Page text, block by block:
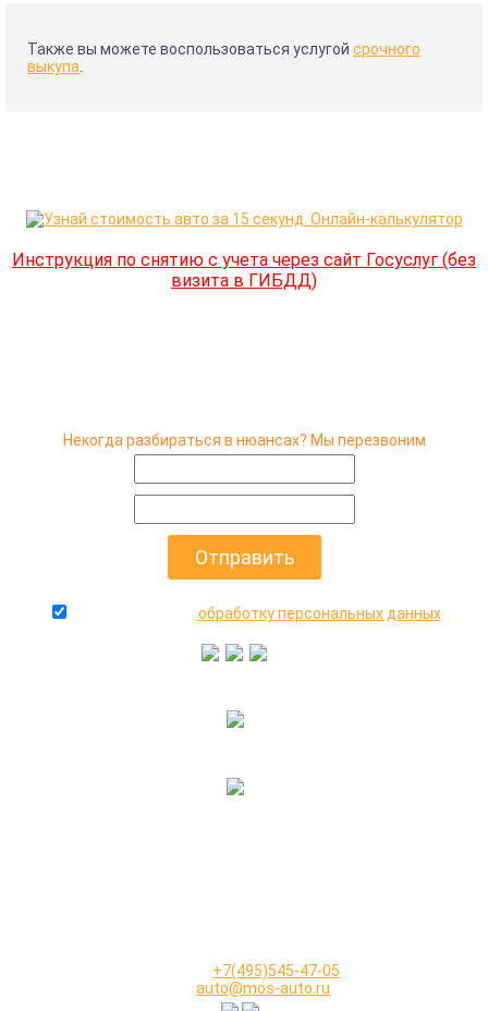
Также вы можете воспользоваться услугой срочного
выкупа.
Инструкция по снятию с учета через сайт Госуслуг (без
визита в ГИБДД)
Некогда разбираться в нюансах? Мы перезвоним
обработку персональных данных
+7(495)545-47-05
auto@mos-auto.ru